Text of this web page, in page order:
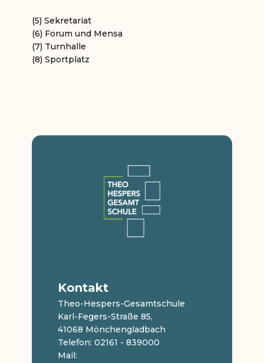
(5) Sekretariat
(6) Forum und Mensa
(7) Turnhalle
(8) Sportplatz
Kontakt
Theo-Hespers-Gesamtschule
Karl-Fegers-Straße 85,
41068 Mönchengladbach
Telefon: 02161 - 839000
Mail: